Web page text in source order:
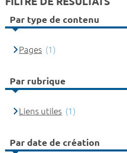
Par type de contenu
Pages (1)
Par rubrique
Liens utiles (1)
Par date de création